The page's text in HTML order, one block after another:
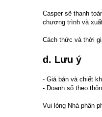
Casper sẽ thanh
chương trình và
Cách thức và thời
d. Lưu ý
- Giá bán và chiết
- Doanh số theo
Vui lòng Nhà phân